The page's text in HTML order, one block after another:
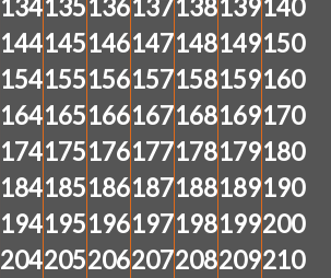
134135136137138139140
144145146147148149150
154155156157158159160
164165166167168169170
174175176177178179180
184185186187188189190
194195196197198199200
204205206207208209210